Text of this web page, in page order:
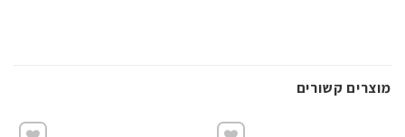
מוצרים קשורים